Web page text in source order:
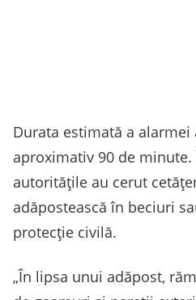
Durata estimată a alarmei
aproximativ 90 de minute.
autoritățile au cerut
adăpostească în beciuri
protecție civilă.
„În lipsa unui adăpost,